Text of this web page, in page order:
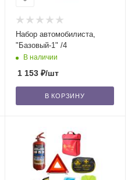
Набор автомобилиста,
"Базовый-1" /4
В наличии
1 153₽/шт
В КОРЗИНУ